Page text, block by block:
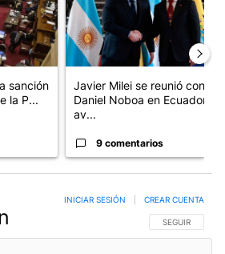
sanción
la P...
Javier Milei se reunió con
Daniel Noboa en Ecuador y
av...
9 comentarios
SIGA ESTA
SEGUIR
INICIAR SESIÓN CREAR CUENTA